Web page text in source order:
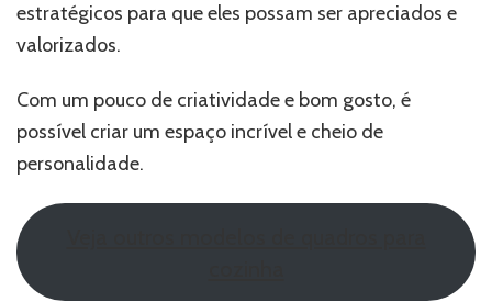
estratégicos para que eles possam ser apreciados e
valorizados.
Com um pouco de criatividade e bom gosto, é
possível criar um espaço incrível e cheio de
personalidade.